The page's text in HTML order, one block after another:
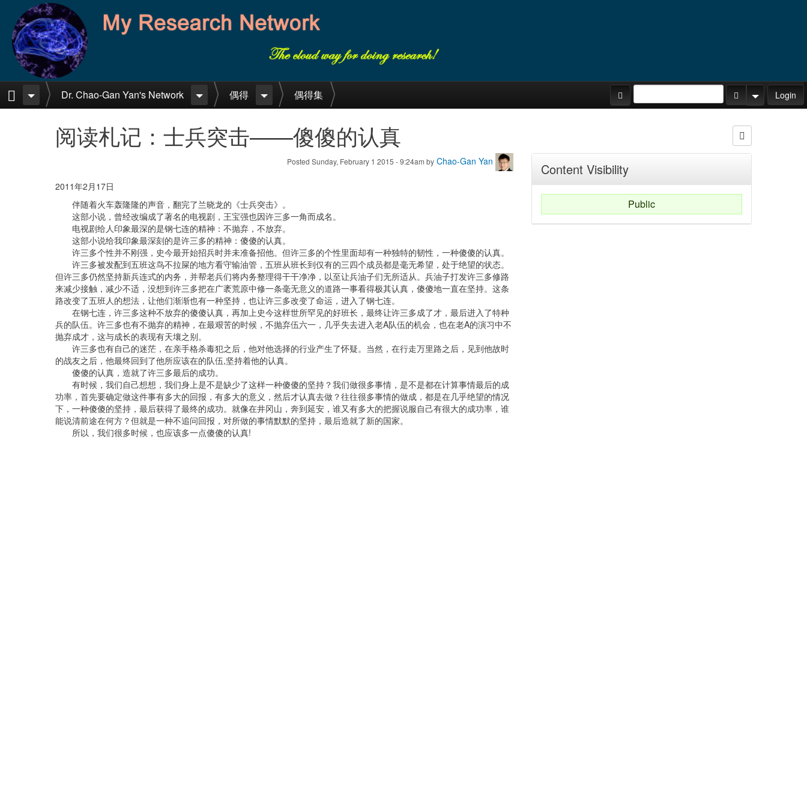
Skip to main content
Home Dr. Chao-Gan Yan's Network 偶得 偶得集 Login
Search Button
Search
阅读札记：士兵突击——傻傻的认真
Posted Sunday, February 1 2015 - 9:24am by Chao-Gan Yan
2011年2月17日
伴随着火车轰隆隆的声音，翻完了兰晓龙的《士兵突击》。
这部小说，曾经改编成了著名的电视剧，王宝强也因许三多一角而成名。
电视剧给人印象最深的是钢七连的精神：不抛弃，不放弃。
这部小说给我印象最深刻的是许三多的精神：傻傻的认真。
许三多个性并不刚强，史今最开始招兵时并未准备招他。但许三多的个性里面却有一种独特的韧性，一种傻傻的认真。
许三多被发配到五班这鸟不拉屎的地方看守输油管，五班从班长到仅有的三四个成员都是毫无希望，处于绝望的状态。
但许三多仍然坚持新兵连式的内务，并帮老兵们将内务整理得干干净净，以至让兵油子们无所适从。兵油子打发许三多修路
来减少接触，减少不适，没想到许三多把在广袤荒原中修一条毫无意义的道路一事看得极其认真，傻傻地一直在坚持。这条
路改变了五班人的想法，让他们渐渐也有一种坚持，也让许三多改变了命运，进入了钢七连。
在钢七连，许三多这种不放弃的傻傻认真，再加上史今这样世所罕见的好班长，最终让许三多成了才，最后进入了特种
兵的队伍。许三多也有不抛弃的精神，在最艰苦的时候，不抛弃伍六一，几乎失去进入老A队伍的机会，也在老A的演习中不
抛弃成才，这与成长的表现有天壤之别。
许三多也有自己的迷茫，在亲手格杀毒犯之后，他对他选择的行业产生了怀疑。当然，在行走万里路之后，见到他故时
的战友之后，他最终回到了他所应该在的队伍,坚持着他的认真。
傻傻的认真，造就了许三多最后的成功。
有时候，我们自己想想，我们身上是不是缺少了这样一种傻傻的坚持？我们做很多事情，是不是都在计算事情最后的成
功率，首先要确定做这件事有多大的回报，有多大的意义，然后才认真去做？往往很多事情的做成，都是在几乎绝望的情况
下，一种傻傻的坚持，最后获得了最终的成功。就像在井冈山，奔到延安，谁又有多大的把握说服自己有很大的成功率，谁
能说清前途在何方？但就是一种不追问回报，对所做的事情默默的坚持，最后造就了新的国家。
所以，我们很多时候，也应该多一点傻傻的认真!
Content Visibility
Public